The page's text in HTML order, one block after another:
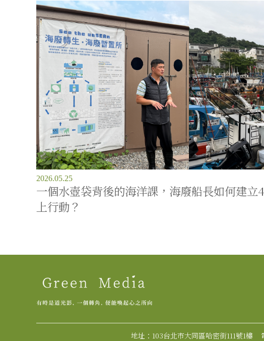
2026.05.25
一個水壺袋背後的海洋課，海廢船長如何建立
上行動？
地址：103台北市大同區哈密街111號1樓